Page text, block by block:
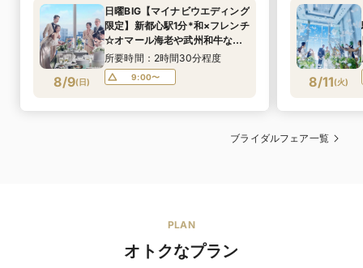
8/9(日)
日曜BIG【マイナビウエディング
限定】新都心駅1分*和×フレンチ
☆オマール海老や武州和牛など
厳選食材を使用した婚礼料理で
おもてなし《本フェア限定で宿
泊5万優待＆料理ランクupなど
所要時間：2時間30分程度
9:00〜 8/11(火)
ブライダルフェア一覧
PLAN
オトクなプラン